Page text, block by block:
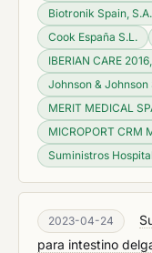
Biotronik Spain, S.A.
Cook España S.L.
IBERIAN CARE
Johnson & Johnson
MERIT MEDICAL
MICROPORT CRM
Suministros
2023-04-24
para intestino